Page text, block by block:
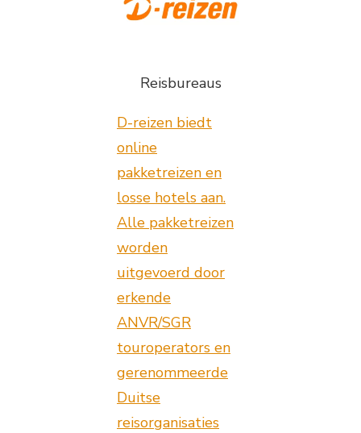
Reisbureaus
D-reizen biedt
online
pakketreizen en
losse hotels aan.
Alle pakketreizen
worden
uitgevoerd door
erkende
ANVR/SGR
touroperators en
gerenommeerde
Duitse
reisorganisaties